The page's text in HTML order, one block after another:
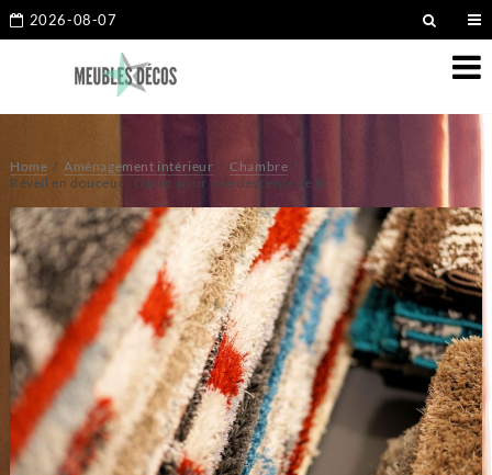
2026-08-07
Home Aménagement intérieur
Chambre
Réveil en douceur : Optez pour une descente de lit